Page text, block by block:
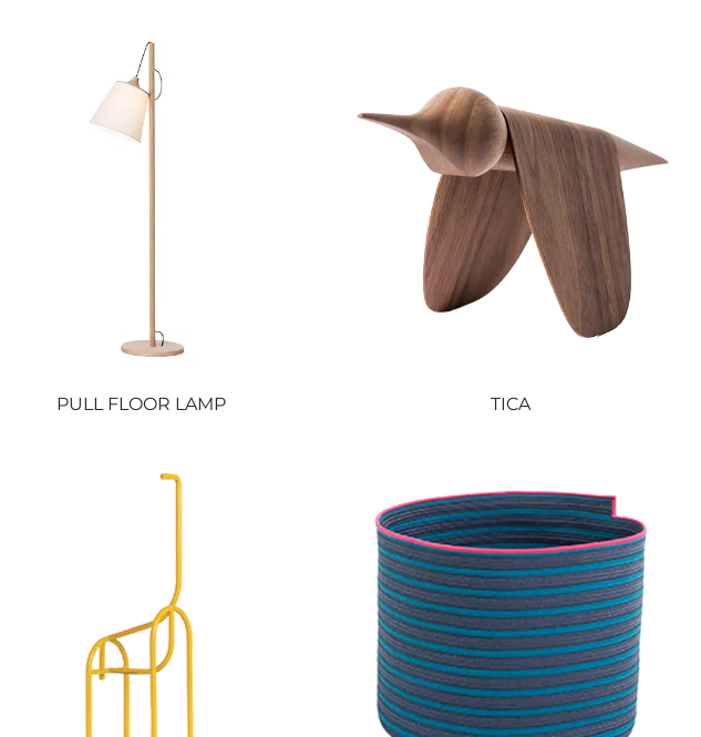
PULL FLOOR LAMP TICA